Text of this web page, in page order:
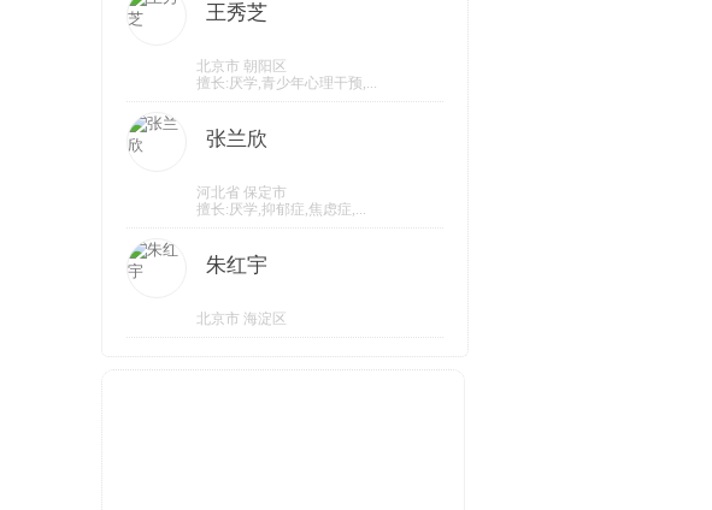
王秀芝
北京市 朝阳区
擅长:厌学,青少年心理干预,...
张兰欣
河北省 保定市
擅长:厌学,抑郁症,焦虑症,...
朱红宇
北京市 海淀区